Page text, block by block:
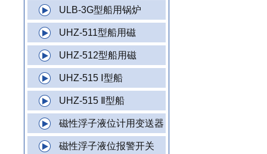
ULB-3G型船用锅炉
UHZ-511型船用磁
UHZ-512型船用磁
UHZ-515 Ⅰ型船
UHZ-515 Ⅱ型船
磁性浮子液位计用变送器
磁性浮子液位报警开关